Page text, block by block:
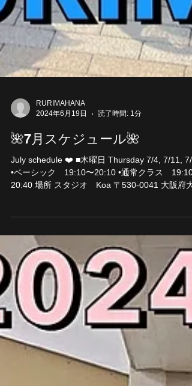
RURIMAHANA
2024年6月19日
読了時間: 1分
🌺7月スケジュール🌺
20:40 場所 スタジオ Koa 〒530-0041 大阪府大